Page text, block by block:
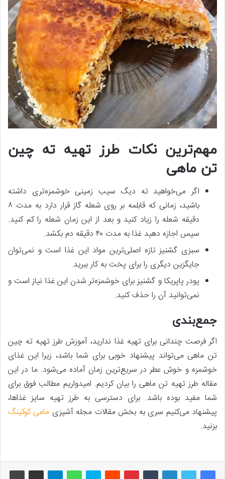
مهم‌ترین نکات طرز تهیه ته چین
تن ماهی
اگر می‌خواهید ته دیگ سیب زمینی خوشمزه‌تری داشته
باشید، زمانی که قابلمه بر روی شعله گاز قرار دارد به مدت ۸
دقیقه شعله را زیاد کنید و بعد از این زمان شعله را کم کنید.
سپس اجازه دهید غذا به مدت ۴۰ دقیقه دم بکشد.
سبزی گشنیز تازه اصلی‌ترین مواد این غذا است و نمی‌توان
جایگزین دیگری را برای پخت به کار ببرید.
پودر پاپریکا و گشنیز برای خوشمزه‌تر شدن این غذا نیاز است و
نمی‌توانید آن را حذف کنید.
جمع‌بندی
اگر فرصت چندانی برای تهیه غذا ندارید، آموزش طرز تهیه ته چین
تن ماهی می‌تواند پیشنهاد خوبی برای شما باشد، زیرا این غذای
خوشمزه و خوش عطر در سریع‌ترین زمان آماده می‌شود. ما در این
مقاله طرز تهیه تن ماهی را بیان کردیم. امیدواریم مطالب فوق برای
شما مفید بوده باشد. برای دسترسی به طرز تهیه سایز غذاها،
پیشنهاد می‌کنیم سری به بخش مقالات مجله آشپزی مامی کوکینگ
بزنید.